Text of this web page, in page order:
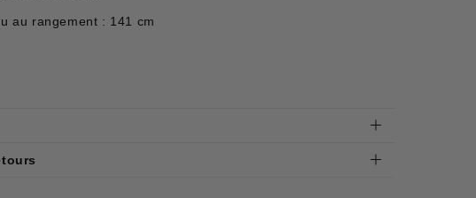
au rangement : 141 cm